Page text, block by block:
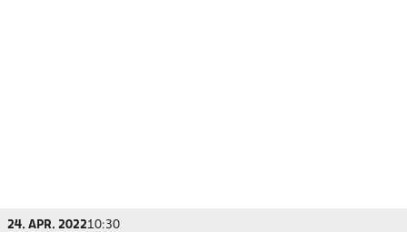
24. APR. 202210:30